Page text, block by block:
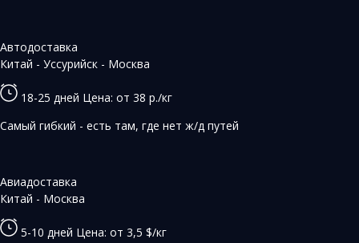
Автодоставка
Китай - Уссурийск - Москва
18-25 дней Цена: от 38 р./кг
Самый гибкий - есть там, где нет ж/д путей
Авиадоставка
Китай - Москва
5-10 дней Цена: от 3,5 $/кг